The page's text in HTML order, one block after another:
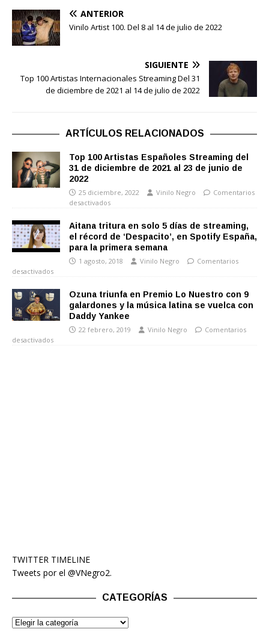
ANTERIOR
Vinilo Artist 100. Del 8 al 14 de julio de 2022
SIGUIENTE
Top 100 Artistas Internacionales Streaming Del 31
de diciembre de 2021 al 14 de julio de 2022
ARTÍCULOS RELACIONADOS
Top 100 Artistas Españoles Streaming del
31 de diciembre de 2021 al 23 de junio de
2022
25 diciembre, 2022 Vinilo Negro
Comentarios
desactivados
Aitana tritura en solo 5 días de streaming,
el récord de ‘Despacito’, en Spotify España,
para la primera semana
1 agosto, 2018 Vinilo Negro
Comentarios
desactivados
Ozuna triunfa en Premio Lo Nuestro con 9
galardones y la música latina se vuelca con
Daddy Yankee
22 febrero, 2019 Vinilo Negro
Comentarios
desactivados
TWITTER TIMELINE
Tweets por el @VNegro2.
CATEGORÍAS